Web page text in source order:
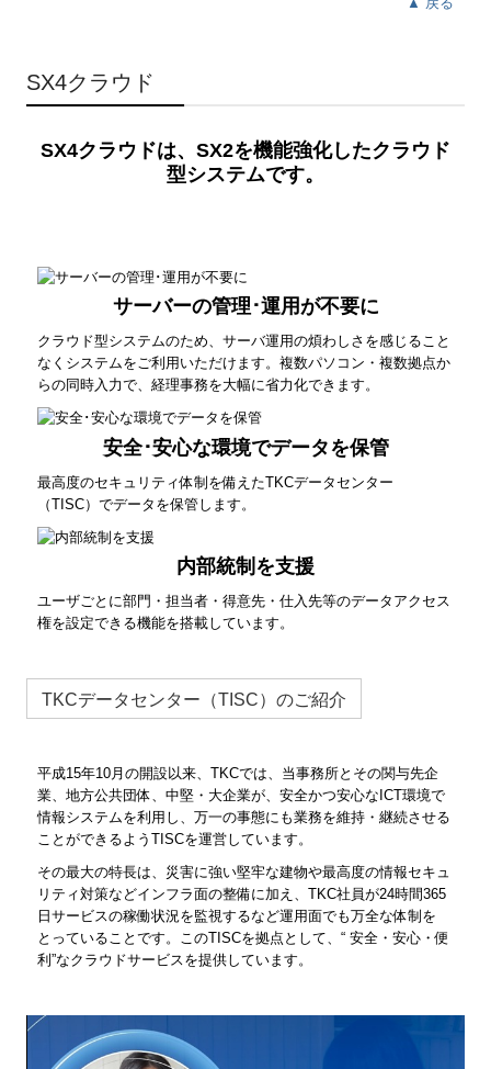
SX4クラウド
SX4クラウドは、SX2を機能強化したクラウド
型システムです。
サーバーの管理･運用が不要に
クラウド型システムのため、サーバ運用の煩わしさを感じること
なくシステムをご利用いただけます。複数パソコン・複数拠点か
らの同時入力で、経理事務を大幅に省力化できます。
安全･安心な環境でデータを保管
最高度のセキュリティ体制を備えたTKCデータセンター
（TISC）でデータを保管します。
内部統制を支援
ユーザごとに部門・担当者・得意先・仕入先等のデータアクセス
権を設定できる機能を搭載しています。
TKCデータセンター（TISC）のご紹介
平成15年10月の開設以来、TKCでは、当事務所とその関与先企
業、地方公共団体、中堅・大企業が、安全かつ安心なICT環境で
情報システムを利用し、万一の事態にも業務を維持・継続させる
ことができるようTISCを運営しています。
その最大の特長は、災害に強い堅牢な建物や最高度の情報セキュ
リティ対策などインフラ面の整備に加え、TKC社員が24時間365
日サービスの稼働状況を監視するなど運用面でも万全な体制を
とっていることです。このTISCを拠点として、“ 安全・安心・便
利”なクラウドサービスを提供しています。